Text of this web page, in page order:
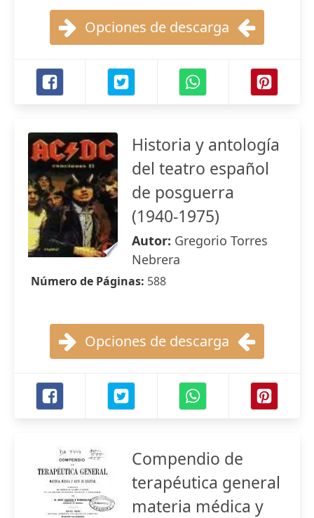
Opciones de descarga
Historia y antología
del teatro español
de posguerra
(1940-1975)
Autor: Gregorio Torres
Nebrera
Número de Páginas: 588
Opciones de descarga
Compendio de
terapéutica general
materia médica y